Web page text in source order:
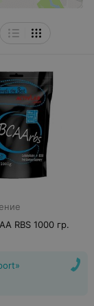
RBS 1000 гр.